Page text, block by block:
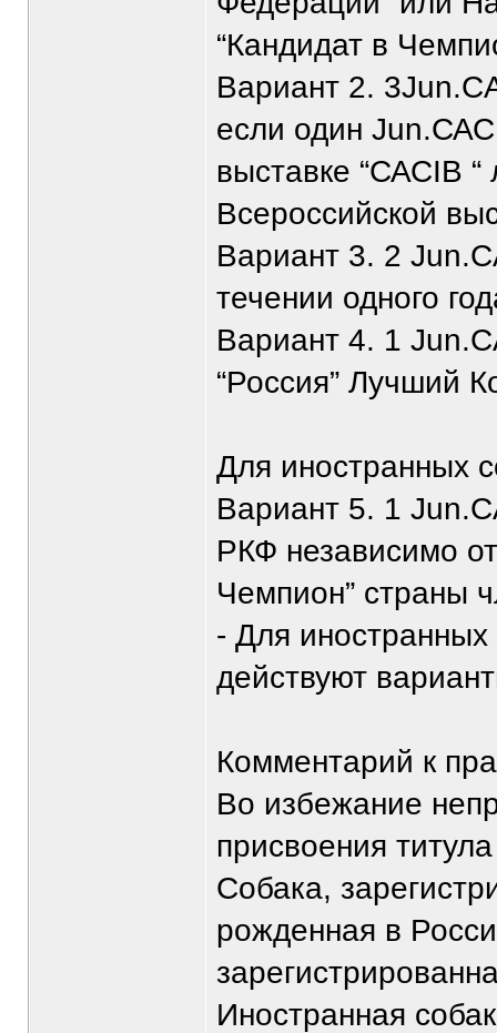
“Кандидат в
Вариант 2.
если один
выставке “САСIB
Всероссийской
Вариант 3. 2
течении одного
Вариант 4. 1
“Россия” Лучший
Для иностранных
Вариант 5. 1
РКФ независимо
Чемпион” страны
- Для иностранных
действуют
Комментарий к
Во избежание
присвоения
Собака,
рожденная в
Иностранная